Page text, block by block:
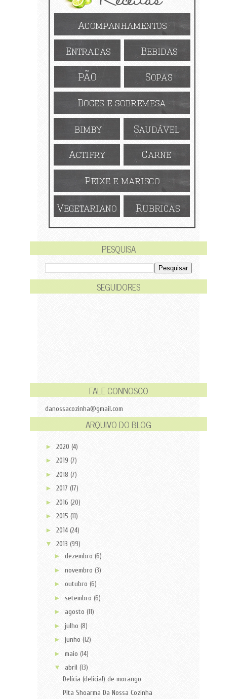
PESQUISA
SEGUIDORES
FALE CONNOSCO
danossacozinha@gmail.com
ARQUIVO DO BLOG
► 2020 (4)
► 2019 (7)
► 2018 (7)
► 2017 (17)
► 2016 (20)
► 2015 (11)
► 2014 (24)
▼ 2013 (99)
► dezembro (6)
► novembro (3)
► outubro (6)
► setembro (6)
► agosto (11)
► julho (8)
► junho (12)
► maio (14)
▼ abril (13)
Delícia (delícia!) de morango
Pita Shoarma Da Nossa Cozinha